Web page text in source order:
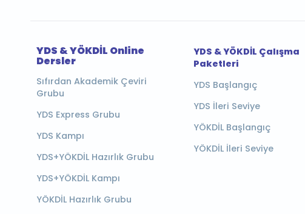
YDS & YÖKDİL Online
Dersler
Sıfırdan Akademik Çeviri
Grubu
YDS Express Grubu
YDS Kampı
YDS+YÖKDİL Hazırlık Grubu
YDS+YÖKDİL Kampı
YÖKDİL Hazırlık Grubu
YDS & YÖKDİL Çalışma
Paketleri
YDS Başlangıç
YDS İleri Seviye
YÖKDİL Başlangıç
YÖKDİL İleri Seviye